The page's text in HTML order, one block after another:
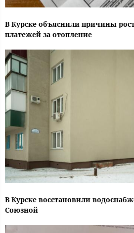
В Курске объяснили причины
платежей за отопление
В Курске восстановили
Союзной